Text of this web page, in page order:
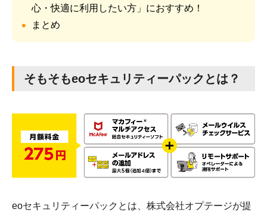
心・快適に利用したい方」におすすめ！
まとめ
そもそもeoセキュリティーパックとは？
eoセキュリティーパックとは、株式会社オプテージが提